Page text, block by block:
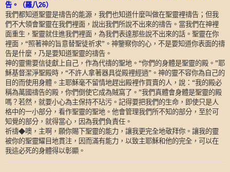
告。（羅八26）
我們都知道聖靈是禱告的能源，我們也知道什麼叫做在聖靈裡禱告；但我
們不大領會聖靈在我們裡面，說出我們所說不出來的禱告。當我們在神裡
面重生，聖靈就住進我們裡面，為我們表達那些說不出來的話。聖靈在你
裡面，“照著神的旨意替聖徒祈求”。神鑒察你的心，不是要知道你表面的禱
告是什麼，乃是要知道聖靈的禱告。
神的靈需要信徒獻上自己，作為代禱的聖地。“你們的身體是聖靈的殿。”耶
穌基督潔淨聖殿時，“不許人拿著器具從殿裡經過”。神的靈不容你為自己的
目的而使用身體。主耶穌毫不留情地趕出殿裡作買賣的人，說：“我的殿必
稱為萬國禱告的殿，你們倒使它成為賊窩了。”我們真體會身體是聖靈的殿
嗎？若然，就要小心為主保持不玷污。記得要把我們的生命，即使只是人
格中的一小部分，看作聖靈的聖地。他會管理我們所不知的部分，至於可
知覺的部分，就得當心，因為我們負責任。
祈禱◆噢，主啊，願你賜下聖靈的能力，讓我更完全地敬拜你。讓我的靈
被你的聖靈耀目地貫注，因而滿有能力，以致主耶穌和他的完全，可以在
我這必死的身體得以彰顯。